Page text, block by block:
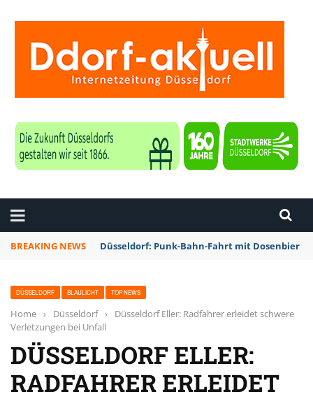
BREAKING NEWS Düsseldorf: Punk-Bahn-Fahrt mit Dosenbier
DÜSSELDORF BLAULICHT TOP NEWS
Home › Düsseldorf ›
Düsseldorf Eller: Radfahrer erleidet schwere
Verletzungen bei Unfall
DÜSSELDORF ELLER:
RADFAHRER ERLEIDET